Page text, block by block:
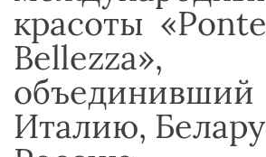
красоты
Bellezza»,
объединивший
Италию,